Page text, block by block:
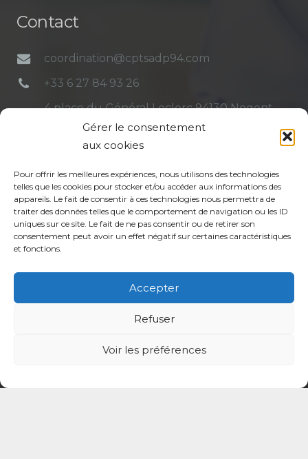
Gérer le consentement
aux cookies
Pour offrir les meilleures expériences, nous utilisons des technologies
telles que les cookies pour stocker et/ou accéder aux informations des
appareils. Le fait de consentir à ces technologies nous permettra de
traiter des données telles que le comportement de navigation ou les ID
uniques sur ce site. Le fait de ne pas consentir ou de retirer son
consentement peut avoir un effet négatif sur certaines caractéristiques
et fonctions.
Accepter
Refuser
Voir les préférences
Contact
coordination@cptsadp94.com
+33 6 27 84 93 26
4 place du Général Leclerc 94130 Nogent-
sur-Marne
Mentions légales
Politique de protection des données de la CPTS